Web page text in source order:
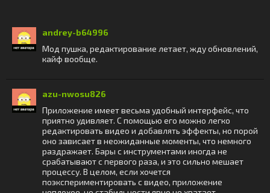
andrey-b64996
Мод пушка, редактирование летает, жду обновлений,
кайф вообще.
azu-nwosu826
Приложение имеет весьма удобный интерфейс, что
приятно удивляет. С помощью его можно легко
редактировать видео и добавлять эффекты, но порой
оно зависает в неожиданные моменты, что немного
раздражает. Бары с инструментами иногда не
срабатывают с первого раза, и это сильно мешает
процессу. В целом, если хочется
поэкспериментировать с видео, приложение